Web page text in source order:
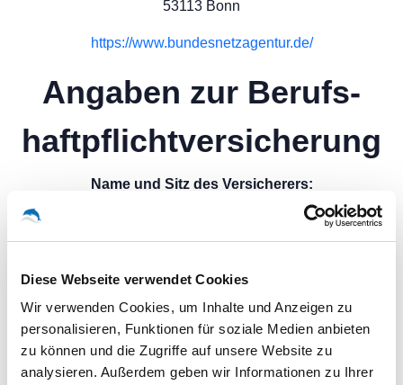
Diese Webseite verwendet Cookies
Wir verwenden Cookies, um Inhalte und Anzeigen zu
personalisieren, Funktionen für soziale Medien anbieten
zu können und die Zugriffe auf unsere Website zu
analysieren. Außerdem geben wir Informationen zu Ihrer
53113 Bonn
https://www.bundesnetzagentur.de/
Angaben zur Berufs­
haftpflicht­versicherung
Name und Sitz des Versicherers:
Provinzial Rheinland Versicherung AG
Geltungsraum der Versicherung:
Deutschland
Redaktionell